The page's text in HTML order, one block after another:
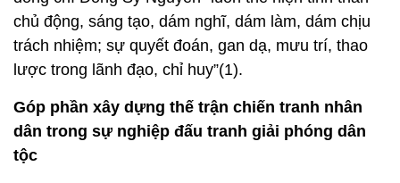
chủ động, sáng tạo, dám nghĩ, dám làm, dám chịu
trách nhiệm; sự quyết đoán, gan dạ, mưu trí, thao
lược trong lãnh đạo, chỉ huy”(1).
Góp phần xây dựng thế trận chiến tranh nhân
dân trong sự nghiệp đấu tranh giải phóng dân
tộc